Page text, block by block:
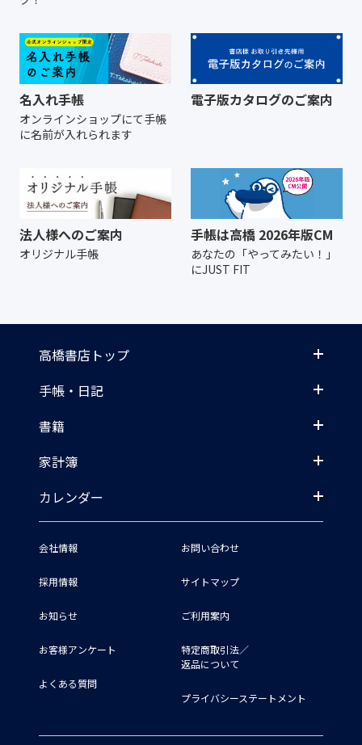
名入れ手帳
オンラインショップにて手帳
に名前が入れられます
電子版カタログのご案内
法人様へのご案内
オリジナル手帳
手帳は高橋 2026年版CM
あなたの「やってみたい！」
にJUST FIT
高橋書店トップ
手帳・日記
書籍
家計簿
カレンダー
会社情報
採用情報
お知らせ
お客様アンケート
よくある質問
お問い合わせ
サイトマップ
ご利用案内
特定商取引法／
返品について
プライバシーステートメント